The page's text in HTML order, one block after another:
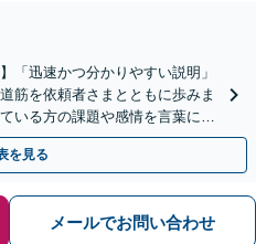
「迅速かつ分かりやすい説明」
筋を依頼者さまとともに歩みま
いる方の課題や感情を言葉にす
【休日・夜間相談可】
を見る
メールでお問い合わせ